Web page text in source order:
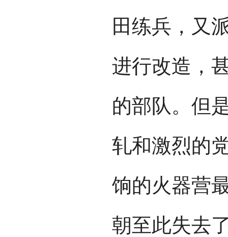
田练兵，又
进行改造，
的部队。但
轧和激烈的
饷的火器营
朝至此失去